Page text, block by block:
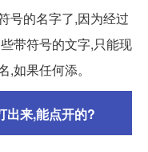
号的名字了,因为经过
带符号的文字,只能现
如果任何添。
出来,能点开的?